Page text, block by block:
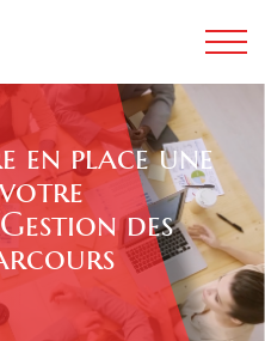
en place une
votre
des